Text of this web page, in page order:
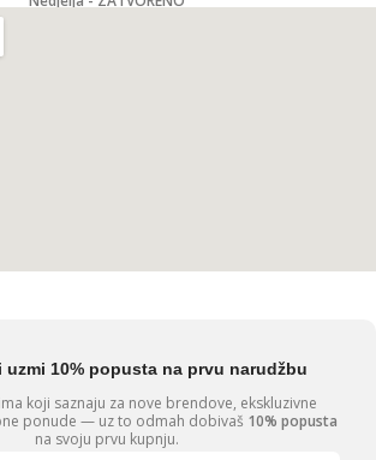
uzmi 10% popusta na prvu narudžbu
koji saznaju za nove brendove, ekskluzivne
ponude — uz to odmah dobivaš 10% popusta
na svoju prvu kupnju.